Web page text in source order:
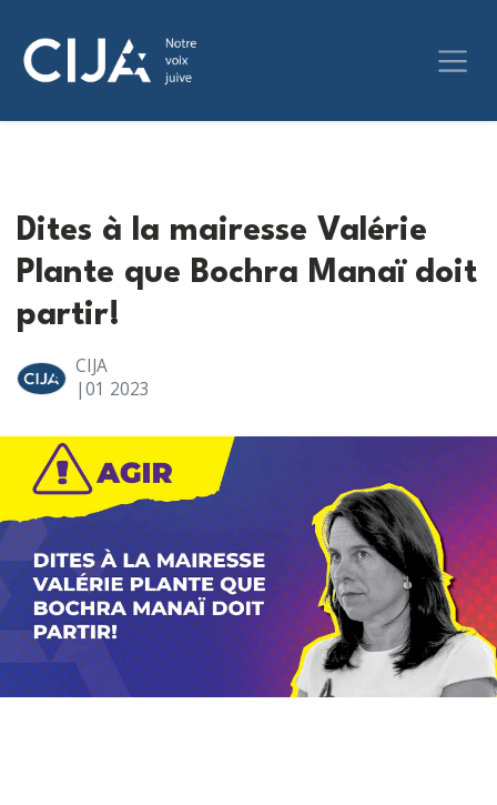
Dites à la mairesse Valérie
Plante que Bochra Manaï doit
partir!
CIJA
|01 2023